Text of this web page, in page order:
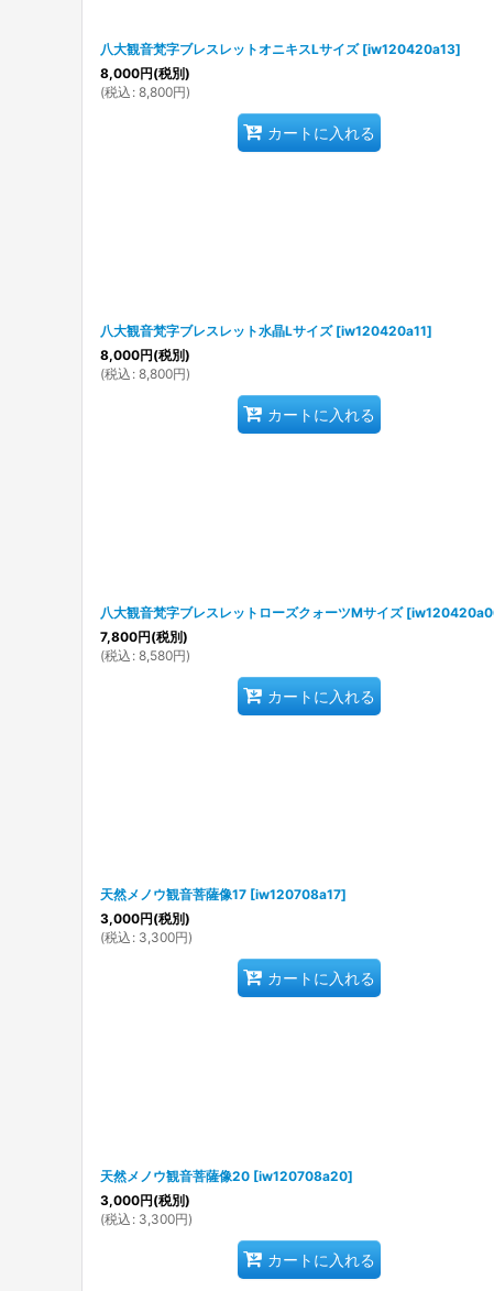
八大観音梵字ブレスレットオニキスLサイズ [iw120420a13]
8,000円(税別)
(税込 : 8,800円)
カートに入れる
八大観音梵字ブレスレット水晶Lサイズ [iw120420a11]
8,000円(税別)
(税込 : 8,800円)
カートに入れる
八大観音梵字ブレスレットローズクォーツMサイズ [
7,800円(税別)
(税込 : 8,580円)
カートに入れる
天然メノウ観音菩薩像17 [iw120708a17]
3,000円(税別)
(税込 : 3,300円)
カートに入れる
天然メノウ観音菩薩像20 [iw120708a20]
3,000円(税別)
(税込 : 3,300円)
カートに入れる